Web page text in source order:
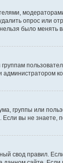
опрос или
было менять
группы или
вы не
свод правил.